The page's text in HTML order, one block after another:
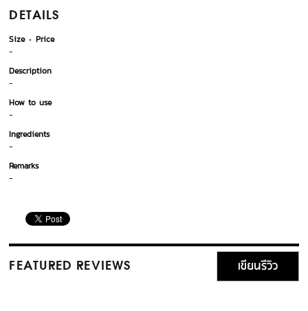
DETAILS
Size
Price
-
Description
-
How to use
-
Ingredients
-
Remarks
-
FEATURED REVIEWS เขียนรีวิว